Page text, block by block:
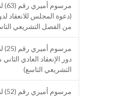
(دعوة المجلس للانعقاد
من الفصل التشريعي
دور الإنعقاد العادي
التشريعي التاسع)